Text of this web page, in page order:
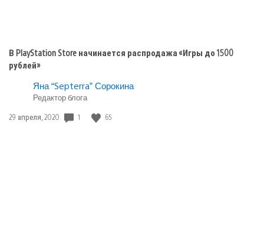
В PlayStation Store начинается распродажа «Игры до 1500
рублей»
Яна “Septerra” Сорокина
Редактор блога
Дата
29 апреля, 2020 1 65